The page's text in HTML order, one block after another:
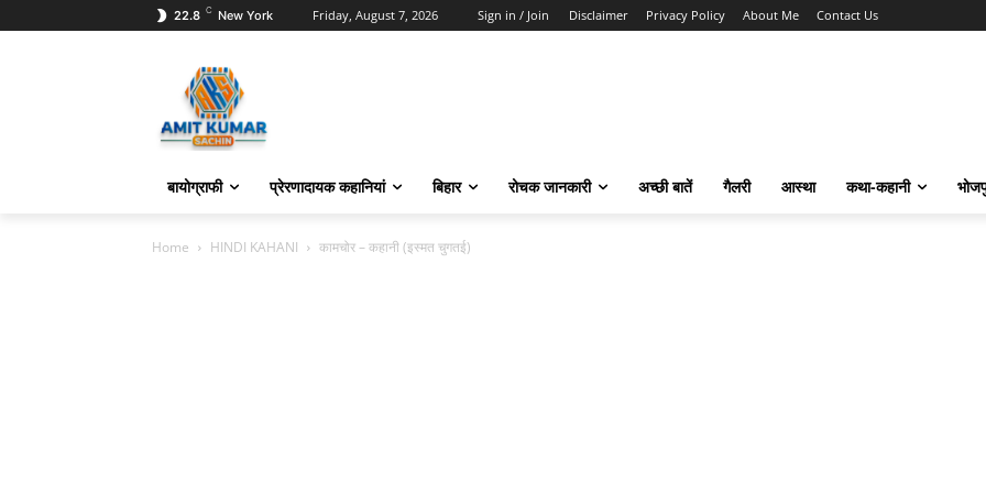
22.8 C New York Friday, August 7, 2026 Sign in / Join Disclaimer Privacy Policy About Me Contact Us
बायोग्राफी प्रेरणादायक कहानियां बिहार रोचक जानकारी अच्छी बातें गैलरी आस्था कथा-कहानी
Home HINDI KAHANI कामचोर – कहानी (इस्मत चुगतई)